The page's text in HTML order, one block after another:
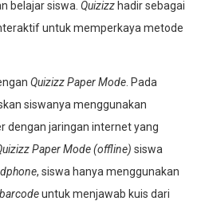
belajar siswa. Quizizzhadir sebagai
untuk memperkaya metode
Quizizz Paper Mode . Pada
siswanya menggunakan
dengan jaringan internet yang
Paper Mode (offline) siswa
, siswa hanya menggunakan
barcodeuntuk menjawab kuis dari